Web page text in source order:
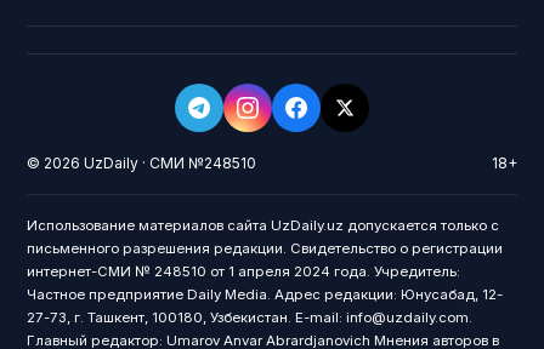
© 2026 UzDaily · СМИ №248510 18+
Использование материалов сайта UzDaily.uz допускается только с
письменного разрешения редакции. Свидетельство о регистрации
интернет-СМИ № 248510 от 1 апреля 2024 года. Учредитель:
Частное предприятие Daily Media. Адрес редакции: Юнусабад, 12-
27-73, г. Ташкент, 100180, Узбекистан. E-mail: info@uzdaily.com.
Главный редактор: Umarov Anvar Abrardjanovich Мнения авторов в